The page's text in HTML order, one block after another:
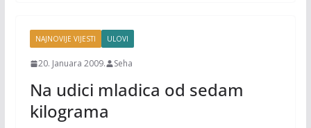
NAJNOVIJE VIJESTI ULOVI
20. Januara 2009. Seha
Na udici mladica od sedam
kilograma